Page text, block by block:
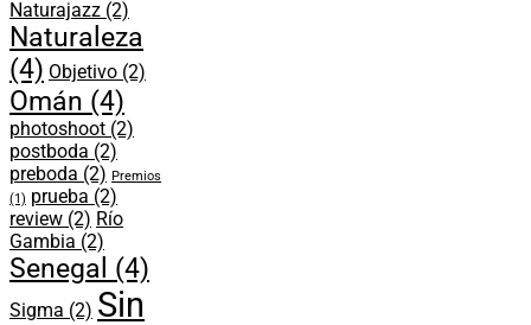
Naturajazz (2)
Naturaleza
(4) Objetivo (2)
Omán (4)
photoshoot (2)
postboda (2)
preboda (2) Premios
(1) prueba (2)
review (2) Río
Gambia (2)
Senegal (4)
Sigma (2) Sin